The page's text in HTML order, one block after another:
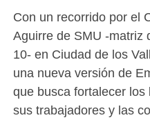
Con un recorrido por el
Aguirre de SMU -matriz
10- en Ciudad de los
una nueva versión de
que busca fortalecer
sus trabajadores y las